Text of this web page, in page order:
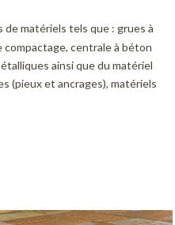
matériels tels que : grues à
centrale à béton
ainsi que du matériel
(pieux et ancrages), matériels